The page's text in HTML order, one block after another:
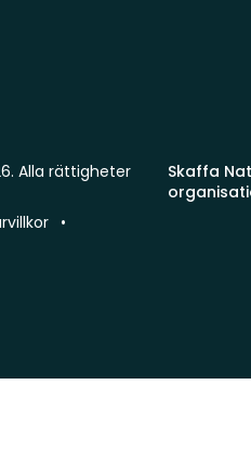
Skaffa
Alla rättigheter